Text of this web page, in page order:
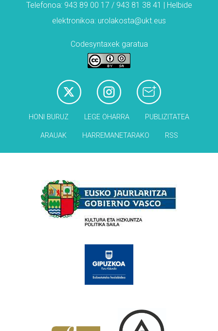
Telefonoa: 943 89 00 17 / 943 81 38 41 | Helbide
elektronikoa: urolakosta@ukt.eus
Codesyntaxek garatua
HONI BURUZ LEGE OHARRA PUBLIZITATEA
ARAUAK HARREMANETARAKO RSS